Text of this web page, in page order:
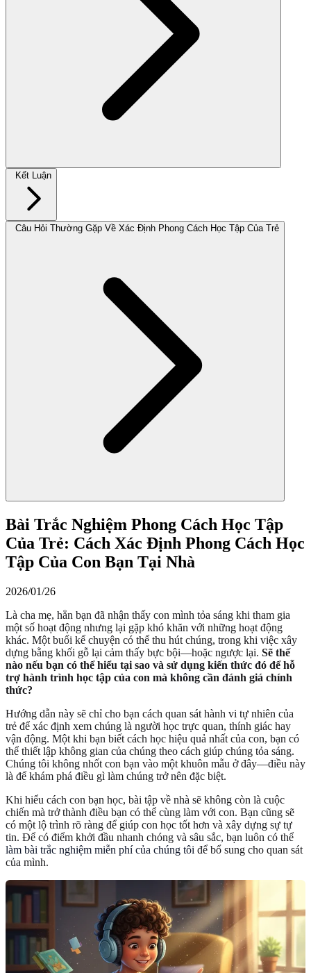
Kết Luận
Câu Hỏi Thường Gặp Về Xác Định Phong Cách Học Tập Của Trẻ
Bài Trắc Nghiệm Phong Cách Học Tập
Của Trẻ: Cách Xác Định Phong Cách Học
Tập Của Con Bạn Tại Nhà
2026/01/26
Là cha mẹ, hẳn bạn đã nhận thấy con mình tỏa sáng khi tham gia
một số hoạt động nhưng lại gặp khó khăn với những hoạt động
khác. Một buổi kể chuyện có thể thu hút chúng, trong khi việc xây
dựng bằng khối gỗ lại cảm thấy bực bội—hoặc ngược lại. Sẽ thế
nào nếu bạn có thể hiểu tại sao và sử dụng kiến thức đó để hỗ
trợ hành trình học tập của con mà không cần đánh giá chính
thức?
Hướng dẫn này sẽ chỉ cho bạn cách quan sát hành vi tự nhiên của
trẻ để xác định xem chúng là người học trực quan, thính giác hay
vận động. Một khi bạn biết cách học hiệu quả nhất của con, bạn có
thể thiết lập không gian của chúng theo cách giúp chúng tỏa sáng.
Chúng tôi không nhốt con bạn vào một khuôn mẫu ở đây—điều này
là để khám phá điều gì làm chúng trở nên đặc biệt.
Khi hiểu cách con bạn học, bài tập về nhà sẽ không còn là cuộc
chiến mà trở thành điều bạn có thể cùng làm với con. Bạn cũng sẽ
có một lộ trình rõ ràng để giúp con học tốt hơn và xây dựng sự tự
tin. Để có điểm khởi đầu nhanh chóng và sâu sắc, bạn luôn có thể
làm bài trắc nghiệm miễn phí của chúng tôi để bổ sung cho quan sát
của mình.